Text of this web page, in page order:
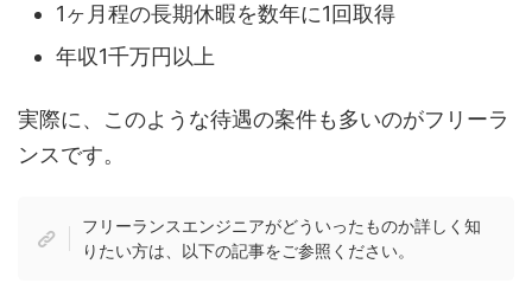
1ヶ月程の長期休暇を数年に1回取得
年収1千万円以上
実際に、このような待遇の案件も多いのがフリーラ
ンスです。
フリーランスエンジニアがどういったものか詳しく知
りたい方は、以下の記事をご参照ください。